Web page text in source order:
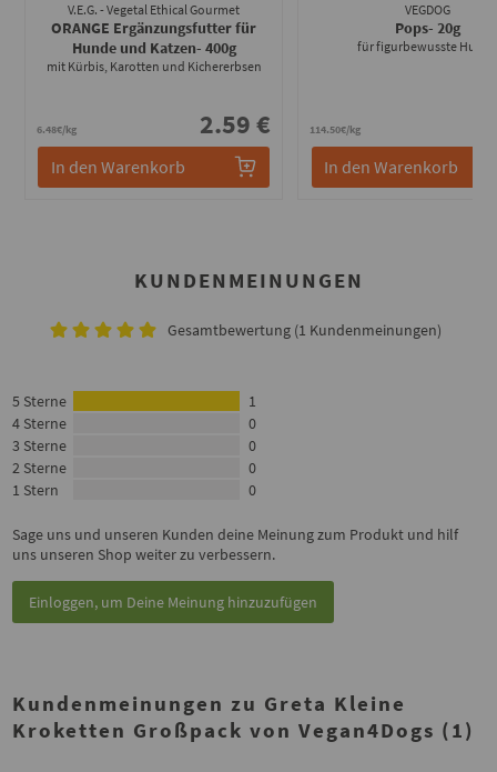
V.E.G. - Vegetal Ethical Gourmet
ORANGE Ergänzungsfutter für
Hunde und Katzen- 400g
mit Kürbis, Karotten und Kichererbsen
6.48€/kg 2.59 €
In den Warenkorb
VEGDOG
Pops- 20g
für figurbewusste Hunde
114.50€/kg
In den Warenkorb
KUNDENMEINUNGEN
Gesamtbewertung (1 Kundenmeinungen)
5 Sterne
1
4 Sterne
0
3 Sterne
0
2 Sterne
0
1 Stern
0
Sage uns und unseren Kunden deine Meinung zum Produkt und hilf
uns unseren Shop weiter zu verbessern.
Einloggen, um Deine Meinung hinzuzufügen
Kundenmeinungen zu Greta Kleine
Kroketten Großpack von Vegan4Dogs (1)